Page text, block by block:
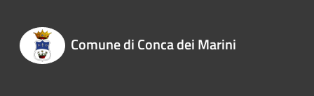
Comune di Conca dei Marini